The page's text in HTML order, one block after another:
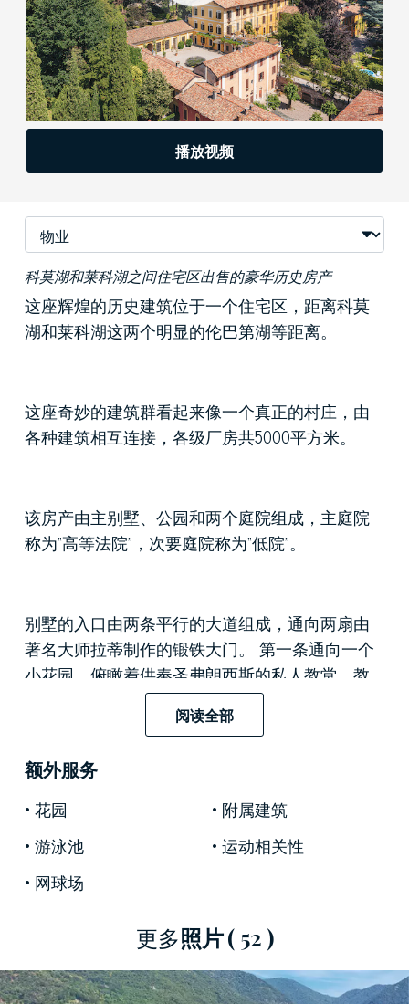
播放视频
科莫湖和莱科湖之间住宅区出售的豪华历史房产
这座辉煌的历史建筑位于一个住宅区，距离科莫
湖和莱科湖这两个明显的伦巴第湖等距离。
这座奇妙的建筑群看起来像一个真正的村庄，由
各种建筑相互连接，各级厂房共5000平方米。
该房产由主别墅、公园和两个庭院组成，主庭院
称为“高等法院”，次要庭院称为“低院”。
别墅的入口由两条平行的大道组成，通向两扇由
著名大师拉蒂制作的锻铁大门。 第一条通向一个
小花园，俯瞰着供奉圣弗朗西斯的私人教堂，教
堂内藏有翁布里亚学派的画作； 另一方面，另一
扇门通向“大法院”，可以俯瞰别墅的一部分和“低法
的门廊，您可以进入别墅和公园。
别墅共有四层，至今内部仍保留着 1700 年代末伦
壁以及大型模压门。
阅读全部
额外服务
花园
附属建筑
游泳池
运动相关性
网球场
更多照片( 52 )